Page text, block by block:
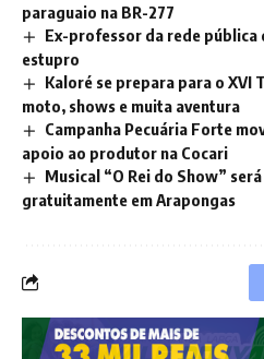
paraguaio na BR-277
Ex-professor da rede pública
estupro
Kaloré se prepara para o XVI
moto, shows e muita aventura
Campanha Pecuária Forte
apoio ao produtor na Cocari
Musical “O Rei do Show”
gratuitamente em Arapongas